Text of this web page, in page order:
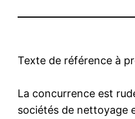
Texte de référence à
La concurrence est
sociétés de nettoyage